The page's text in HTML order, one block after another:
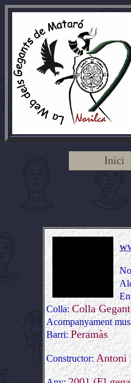
Inici
Colla:Colla
Acompanyament
Barri:Peramàs
Constructor:Antoni